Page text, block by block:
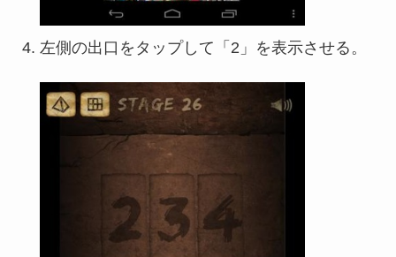
左側の出口をタップして「2」を表示させる。